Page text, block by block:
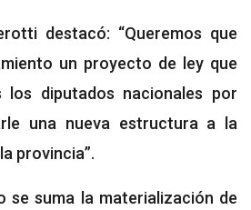
destacó: “Queremos que
un proyecto de ley que
los diputados nacionales por
una nueva estructura a la
provincia”.
se suma la materialización de